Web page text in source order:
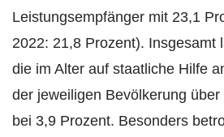
Leistungsempfänger mit 23,1
2022: 21,8 Prozent). Insgesamt
die im Alter auf staatliche Hilfe
der jeweiligen Bevölkerung
bei 3,9 Prozent. Besonders